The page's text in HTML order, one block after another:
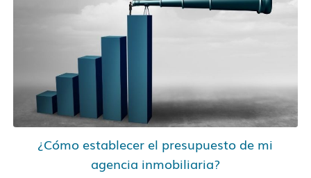
¿Cómo establecer el presupuesto de mi
agencia inmobiliaria?